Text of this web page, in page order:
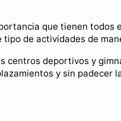
que tienen todos
de actividades de
centros deportivos y
y sin padecer